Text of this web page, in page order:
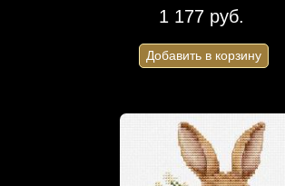
1 177 руб.
Добавить в корзину